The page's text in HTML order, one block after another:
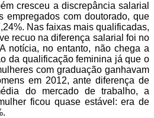
cresceu a discrepância salarial
empregados com doutorado, que
Nas faixas mais qualificadas,
recuo na diferença salarial foi no
notícia, no entanto, não chega a
da qualificação feminina já que o
com graduação ganhavam
em 2012, ante diferença de
do mercado de trabalho, a
ficou quase estável: era de